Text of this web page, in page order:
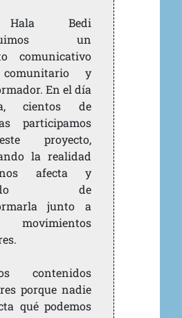
Bedi
un
comunicativo
y
En el día
cientos de
participamos
proyecto,
la realidad
afecta y
de
junto a
contenidos
porque nadie
qué podemos